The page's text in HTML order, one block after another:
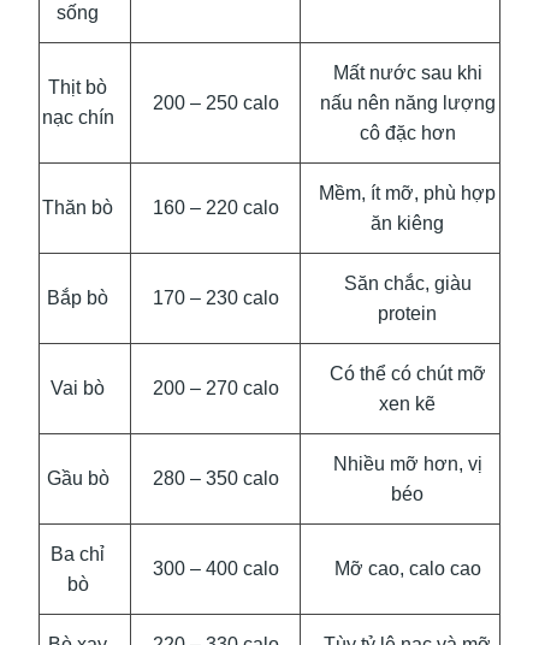
sống
Thịt bò
nạc chín
200 – 250 calo
Mất nước sau khi
nấu nên năng lượng
cô đặc hơn
Thăn bò 160 – 220 calo
Mềm, ít mỡ, phù hợp
ăn kiêng
Bắp bò 170 – 230 calo
Săn chắc, giàu
protein
Vai bò 200 – 270 calo
Có thể có chút mỡ
xen kẽ
Gầu bò 280 – 350 calo
Nhiều mỡ hơn, vị
béo
Ba chỉ
bò
300 – 400 calo Mỡ cao, calo cao